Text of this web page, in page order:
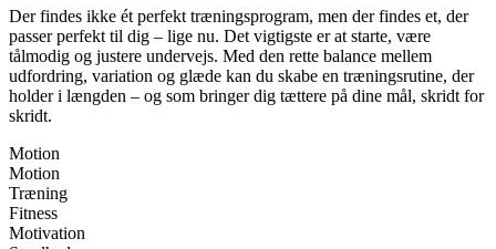
Der findes ikke ét perfekt træningsprogram, men der findes et, der
passer perfekt til dig – lige nu. Det vigtigste er at starte, være
tålmodig og justere undervejs. Med den rette balance mellem
udfordring, variation og glæde kan du skabe en træningsrutine, der
holder i længden – og som bringer dig tættere på dine mål, skridt for
skridt.
Motion
Motion
Træning
Fitness
Motivation